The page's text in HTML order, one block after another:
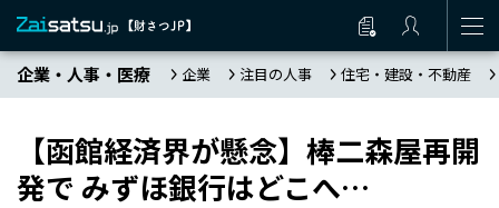
企業・人事・医療 企業 注目の人事 住宅・建設・不動産
【函館経済界が懸念】棒二森屋再開
発で みずほ銀行はどこへ…